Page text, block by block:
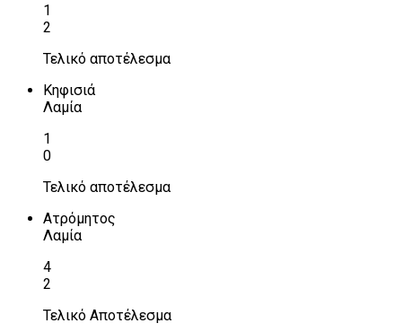
1
2
Τελικό αποτέλεσμα
Κηφισιά
Λαμία
1
0
Τελικό αποτέλεσμα
Ατρόμητος
Λαμία
4
2
Τελικό Αποτέλεσμα